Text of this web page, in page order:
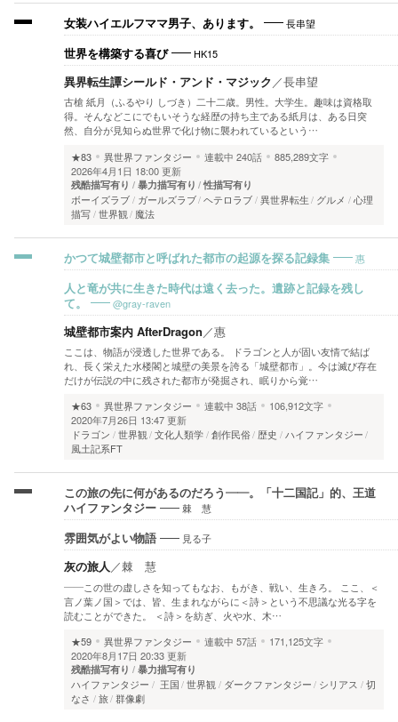
女装ハイエルフママ男子、あります。 長串望
世界を構築する喜び HK15
異界転生譚シールド・アンド・マジック ／長串望
古槍 紙月（ふるやり しづき）二十二歳。男性。大学生。趣味は資格取
得。そんなどこにでもいそうな経歴の持ち主である紙月は、ある日突
然、自分が見知らぬ世界で化け物に襲われているという…
★83
異世界ファンタジー 連載中 240話
885,289文字
2026年4月1日 18:00 更新
残酷描写有り 暴力描写有り 性描写有り
ボーイズラブ ガールズラブ ヘテロラブ 異世界転生 グルメ
心理
描写 世界観 魔法
かつて城壁都市と呼ばれた都市の起源を探る記録集 惠
人と竜が共に生きた時代は遠く去った。遺跡と記録を残し
て。
@gray-raven
城壁都市案内 AfterDragon ／惠
ここは、物語が浸透した世界である。 ドラゴンと人が固い友情で結ば
れ、長く栄えた水楼閣と城壁の美景を誇る「城壁都市」。今は滅び存在
だけが伝説の中に残された都市が発掘され、眠りから覚…
★63
異世界ファンタジー 連載中 38話
106,912文字
2020年7月26日 13:47 更新
ドラゴン
世界観 文化人類学 創作民俗 歴史
ハイファンタジー
風土記系FT
この旅の先に何があるのだろう——。「十二国記」的、王道
ハイファンタジー
棘 慧
雰囲気がよい物語 見る子
灰の旅人／棘 慧
——この世の虚しさを知ってもなお、もがき、戦い、生きろ。 ここ、＜
言ノ葉ノ国＞では、皆、生まれながらに＜詩＞という不思議な光る字を
読むことができた。 ＜詩＞を紡ぎ、火や水、木…
★59
異世界ファンタジー 連載中 57話
171,125文字
2020年8月17日 20:33 更新
残酷描写有り 暴力描写有り
ハイファンタジー 王国 世界観 ダークファンタジー シリアス
切
なさ
旅 群像劇